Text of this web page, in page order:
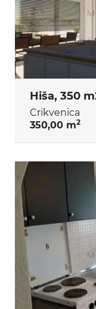
Hiša, 350
Crikvenica
350,00 m2